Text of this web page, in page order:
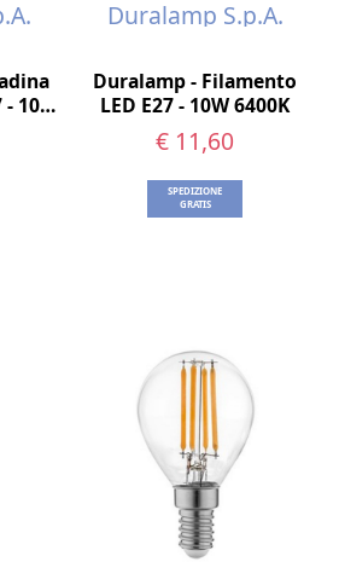
10W
Duralamp S.p.A.
Duralamp - Filamento
LED E27 - 10W 6400K
€ 11,60
SPEDIZIONE
GRATIS